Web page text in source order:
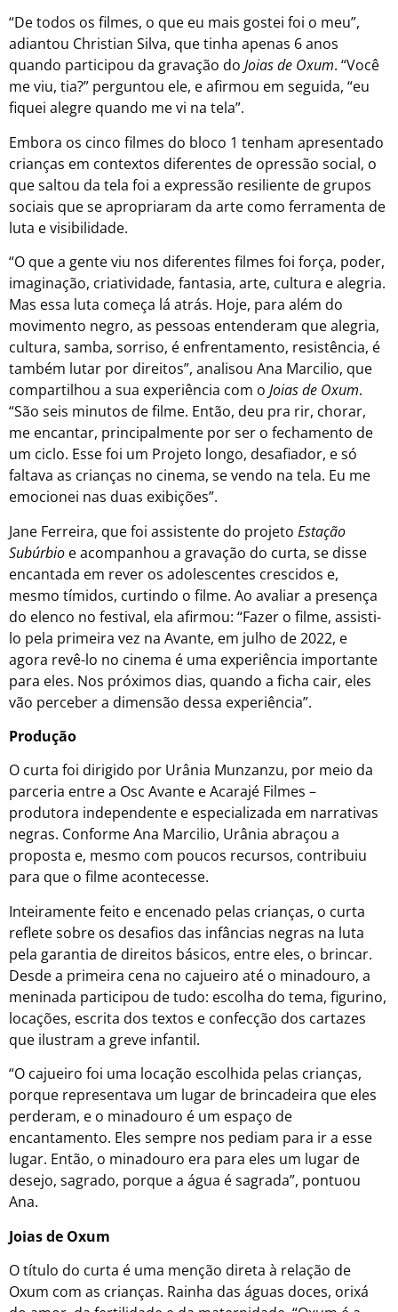
“De todos os filmes, o que eu mais gostei foi o meu”,
adiantou Christian Silva, que tinha apenas 6 anos
quando participou da gravação do Joias de Oxum. “Você
me viu, tia?” perguntou ele, e afirmou em seguida, “eu
fiquei alegre quando me vi na tela”.
Embora os cinco filmes do bloco 1 tenham apresentado
crianças em contextos diferentes de opressão social, o
que saltou da tela foi a expressão resiliente de grupos
sociais que se apropriaram da arte como ferramenta de
luta e visibilidade.
“O que a gente viu nos diferentes filmes foi força, poder,
imaginação, criatividade, fantasia, arte, cultura e alegria.
Mas essa luta começa lá atrás. Hoje, para além do
movimento negro, as pessoas entenderam que alegria,
cultura, samba, sorriso, é enfrentamento, resistência, é
também lutar por direitos”, analisou Ana Marcilio, que
compartilhou a sua experiência com o Joias de Oxum.
“São seis minutos de filme. Então, deu pra rir, chorar,
me encantar, principalmente por ser o fechamento de
um ciclo. Esse foi um Projeto longo, desafiador, e só
faltava as crianças no cinema, se vendo na tela. Eu me
emocionei nas duas exibições”.
Jane Ferreira, que foi assistente do projeto Estação
Subúrbio e acompanhou a gravação do curta, se disse
encantada em rever os adolescentes crescidos e,
mesmo tímidos, curtindo o filme. Ao avaliar a presença
do elenco no festival, ela afirmou: “Fazer o filme, assisti-
lo pela primeira vez na Avante, em julho de 2022, e
agora revê-lo no cinema é uma experiência importante
para eles. Nos próximos dias, quando a ficha cair, eles
vão perceber a dimensão dessa experiência”.
Produção
O curta foi dirigido por Urânia Munzanzu, por meio da
parceria entre a Osc Avante e Acarajé Filmes –
produtora independente e especializada em narrativas
negras. Conforme Ana Marcilio, Urânia abraçou a
proposta e, mesmo com poucos recursos, contribuiu
para que o filme acontecesse.
Inteiramente feito e encenado pelas crianças, o curta
reflete sobre os desafios das infâncias negras na luta
pela garantia de direitos básicos, entre eles, o brincar.
Desde a primeira cena no cajueiro até o minadouro, a
meninada participou de tudo: escolha do tema, figurino,
locações, escrita dos textos e confecção dos cartazes
que ilustram a greve infantil.
“O cajueiro foi uma locação escolhida pelas crianças,
porque representava um lugar de brincadeira que eles
perderam, e o minadouro é um espaço de
encantamento. Eles sempre nos pediam para ir a esse
lugar. Então, o minadouro era para eles um lugar de
desejo, sagrado, porque a água é sagrada”, pontuou
Ana.
Joias de Oxum
O título do curta é uma menção direta à relação de
Oxum com as crianças. Rainha das águas doces, orixá